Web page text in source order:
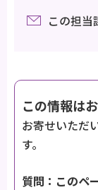
この担当
この情報は
お寄せいただ
す。
質問：このペ